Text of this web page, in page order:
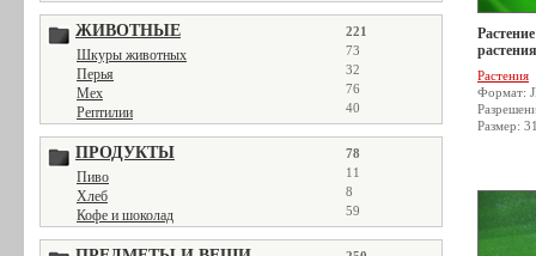
ЖИВОТНЫЕ 221
Шкуры животных 73
Перья 32
Мех 76
Рептилии 40
ПРОДУКТЫ 78
Пиво 11
Хлеб 8
Кофе и шоколад 59
Растения
Формат:
Размер: